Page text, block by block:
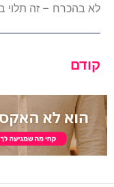
לא בהכרח – זה תלוי
קודם